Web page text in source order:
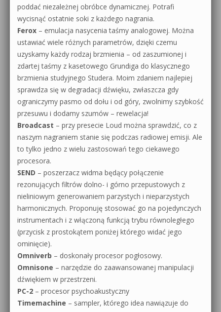
poddać niezależnej obróbce dynamicznej. Potrafi
wycisnąć ostatnie soki z każdego nagrania.
Ferox – emulacja nasycenia taśmy analogowej. Można
ustawiać wiele różnych parametrów, dzięki czemu
uzyskamy każdy rodzaj brzmienia – od zaszumionej i
zdartej taśmy z kasetowego Grundiga do klasycznego
brzmienia studyjnego Studera. Moim zdaniem najlepiej
sprawdza się w degradacji dźwięku, zwłaszcza gdy
ograniczymy pasmo od dołu i od góry, zwolnimy szybkość
przesuwu i dodamy szumów – rewelacja!
Broadcast – przy presecie Loud można sprawdzić, co z
naszym nagraniem stanie się podczas radiowej emisji. Ale
to tylko jedno z wielu zastosowań tego ciekawego
procesora.
SEND – poszerzacz widma będący połączenie
rezonujących filtrów dolno- i górno przepustowych z
nieliniowym generowaniem parzystych i nieparzystych
harmonicznych. Proponuję stosować go na pojedynczych
instrumentach i z włączoną funkcją trybu równoległego
(przycisk z prostokątem poniżej którego widać jego
ominięcie).
Omniverb – doskonały procesor pogłosowy.
Omnisone – narzędzie do zaawansowanej manipulacji
dźwiękiem w przestrzeni.
PC-2 – procesor psychoakustyczny
Timemachine – sampler, którego idea nawiązuje do